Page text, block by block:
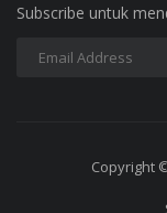
Subscribe untuk
Copyright